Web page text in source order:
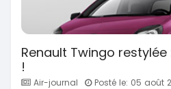
Renault Twingo
!
Air-journal Posté le: 05 août